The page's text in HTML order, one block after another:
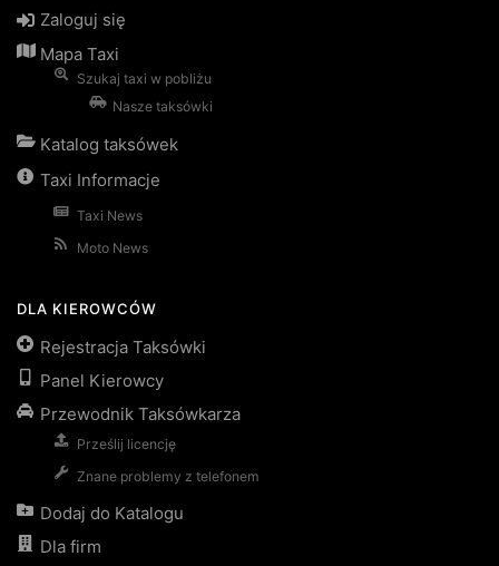
Zaloguj się
Mapa Taxi
Szukaj taxi w pobliżu
Nasze taksówki
Katalog taksówek
Taxi Informacje
Taxi News
Moto News
DLA KIEROWCÓW
Rejestracja Taksówki
Panel Kierowcy
Przewodnik Taksówkarza
Prześlij licencję
Znane problemy z telefonem
Dodaj do Katalogu
Dla firm